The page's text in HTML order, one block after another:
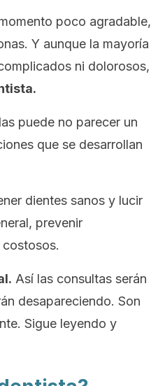
poco agradable,
Y aunque la mayoría
ni dolorosos,
puede no parecer un
que se desarrollan
dientes sanos y lucir
prevenir
Así las consultas serán
desapareciendo. Son
Sigue leyendo y